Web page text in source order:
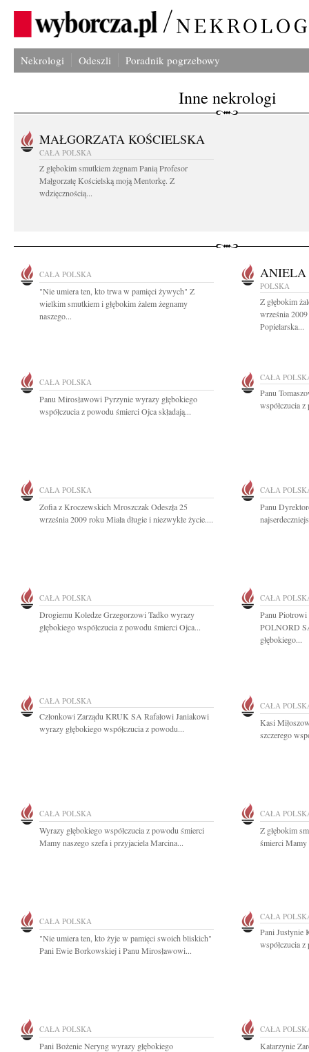
Nekrologi Odeszli Poradnik pogrzebowy
Inne nekrologi
MAŁGORZATA KOŚCIELSKA
CAŁA POLSKA
Z głębokim smutkiem żegnam Panią Profesor
Małgorzatę Kościelską moją Mentorkę. Z
wdzięcznością...
CAŁA POLSKA
"Nie umiera ten, kto trwa w pamięci żywych" Z
wielkim smutkiem i głębokim żalem żegnamy
naszego...
ANIELA
POLSKA
Z głębokim
września
Popielarska...
CAŁA POLSKA
Panu Mirosławowi Pyrzynie wyrazy głębokiego
współczucia z powodu śmierci Ojca składają...
CAŁA
Panu
współczucia
CAŁA POLSKA
Zofia z Kroczewskich Mroszczak Odeszła 25
września 2009 roku Miała długie i niezwykłe życie....
CAŁA
Panu
CAŁA POLSKA
Drogiemu Koledze Grzegorzowi Tadko wyrazy
głębokiego współczucia z powodu śmierci Ojca...
CAŁA
Panu Piotrowi
POLNORD
głębokiego...
CAŁA POLSKA
Członkowi Zarządu KRUK SA Rafałowi Janiakowi
wyrazy głębokiego współczucia z powodu...
CAŁA
Kasi
szczerego
CAŁA POLSKA
Wyrazy głębokiego współczucia z powodu śmierci
Mamy naszego szefa i przyjaciela Marcina...
CAŁA
Z głębokim
śmierci Mamy
CAŁA POLSKA
"Nie umiera ten, kto żyje w pamięci swoich bliskich"
Pani Ewie Borkowskiej i Panu Mirosławowi...
CAŁA
Pani Justynie
współczucia
CAŁA POLSKA
Pani Bożenie Neryng wyrazy głębokiego
CAŁA
Katarzynie